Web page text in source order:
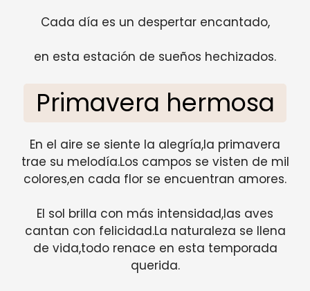
Cada día es un despertar encantado,
en esta estación de sueños hechizados.
Primavera hermosa
En el aire se siente la alegría,la primavera
trae su melodía.Los campos se visten de mil
colores,en cada flor se encuentran amores.
El sol brilla con más intensidad,las aves
cantan con felicidad.La naturaleza se llena
de vida,todo renace en esta temporada
querida.